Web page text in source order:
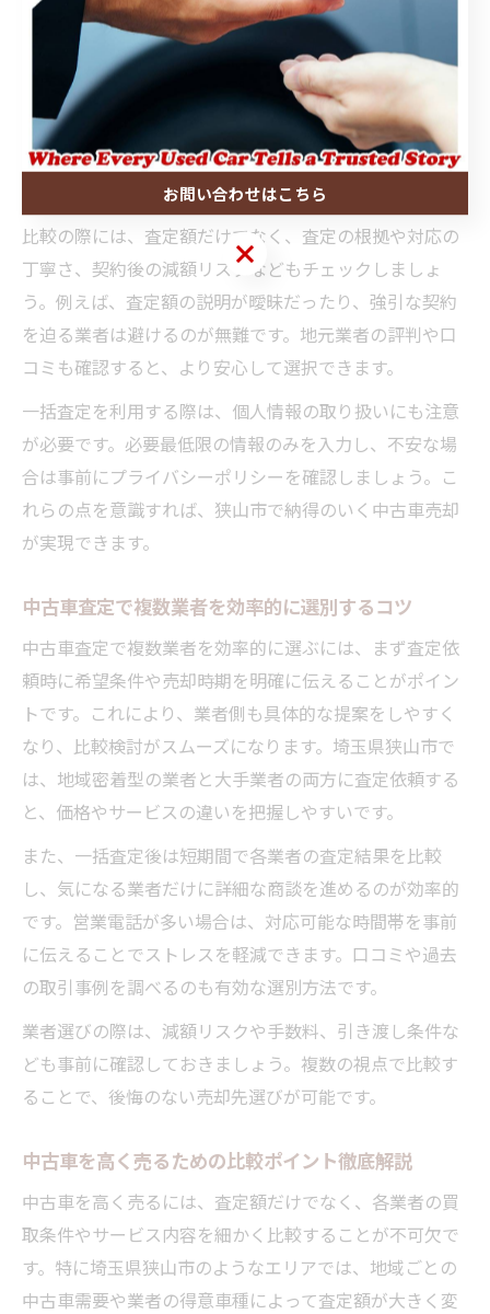
中古車一括査定は、複数の買取業者から一度に見積もり
を取得できる便利なサービスです。埼玉県狭山市で賢く
業者を比較するためには、まず一括査定サイトを活用
し、地元に強みを持つ業者をリストアップすることが重
要です。これにより、効率よく複数の業者の査定額やサ
ービス内容を比較できます。
比較の際には、査定額だけでなく、査定の根拠や対応の
丁寧さ、契約後の減額リスクなどもチェックしましょ
う。例えば、査定額の説明が曖昧だったり、強引な契約
を迫る業者は避けるのが無難です。地元業者の評判や口
コミも確認すると、より安心して選択できます。
一括査定を利用する際は、個人情報の取り扱いにも注意
が必要です。必要最低限の情報のみを入力し、不安な場
合は事前にプライバシーポリシーを確認しましょう。こ
れらの点を意識すれば、狭山市で納得のいく中古車売却
が実現できます。
中古車査定で複数業者を効率的に選別するコツ
中古車査定で複数業者を効率的に選ぶには、まず査定依
頼時に希望条件や売却時期を明確に伝えることがポイン
トです。これにより、業者側も具体的な提案をしやすく
なり、比較検討がスムーズになります。埼玉県狭山市で
は、地域密着型の業者と大手業者の両方に査定依頼する
と、価格やサービスの違いを把握しやすいです。
また、一括査定後は短期間で各業者の査定結果を比較
し、気になる業者だけに詳細な商談を進めるのが効率的
です。営業電話が多い場合は、対応可能な時間帯を事前
に伝えることでストレスを軽減できます。口コミや過去
の取引事例を調べるのも有効な選別方法です。
業者選びの際は、減額リスクや手数料、引き渡し条件な
ども事前に確認しておきましょう。複数の視点で比較す
ることで、後悔のない売却先選びが可能です。
中古車を高く売るための比較ポイント徹底解説
中古車を高く売るには、査定額だけでなく、各業者の買
取条件やサービス内容を細かく比較することが不可欠で
す。特に埼玉県狭山市のようなエリアでは、地域ごとの
中古車需要や業者の得意車種によって査定額が大きく変
お問い合わせはこちら
お問い合わせはこちら